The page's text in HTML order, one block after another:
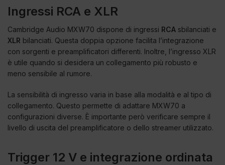
Ingressi RCA e XLR
Cambridge Audio MXW70 dispone di ingressi RCA sbilanciati e
XLR bilanciati. Questa doppia opzione facilita l’integrazione
con sorgenti e preamplificatori differenti. Inoltre, l’ingresso XLR
è utile quando si desidera un collegamento più robusto e
meno sensibile al rumore.
La sensibilità di ingresso varia in base alla modalità e al tipo di
collegamento. Questo permette di adattare MXW70 a
configurazioni diverse. È importante però verificare sempre il
livello di uscita del preamplificatore o dello streamer utilizzato.
Trigger 12 V e integrazione ordinata